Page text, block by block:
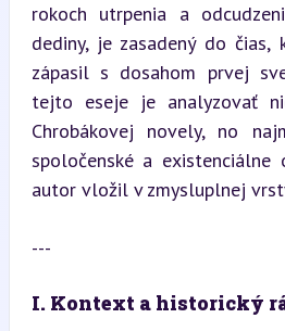
rokoch utrpenia a
dediny, je zasadený do čias,
zápasil s dosahom prvej
tejto eseje je analyzovať
Chrobákovej novely, no
spoločenské a
autor vložil v zmysluplnej
---
I. Kontext a historický